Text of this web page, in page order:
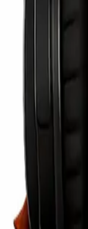
sesuai dengan
bahan
yang sangat
pisau,
pastikan untuk
kotak
Cukup
atau busa
saat dikemas